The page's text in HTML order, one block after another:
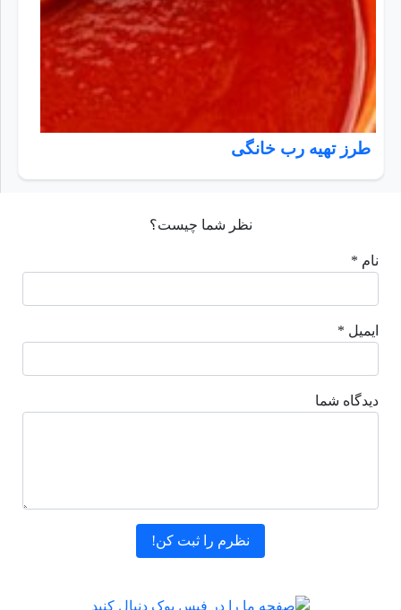
طرز تهیه رب خانگی
نظر شما چیست؟
نام *
ایمیل *
دیدگاه شما